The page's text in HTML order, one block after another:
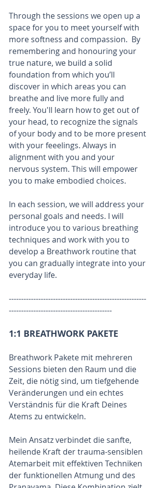
Through the sessions we open up a
space for you to meet yourself with
more softness and compassion.  By
remembering and honouring your
true nature, we build a solid
foundation from which you’ll
discover in which areas you can
breathe and live more fully and
freely. You'll learn how to get out of
your head, to recognize the signals
of your body and to be more present
with your feeelings. Always in
alignment with you and your
nervous system. This will empower
you to make embodied choices.
In each session, we will address your
personal goals and needs. I will
introduce you to various breathing
techniques and work with you to
develop a Breathwork routine that
you can gradually integrate into your
everyday life.
--------------------------------------------------------
------------------------------------------
1:1 BREATHWORK PAKETE
Breathwork Pakete mit mehreren
Sessions bieten den Raum und die
Zeit, die nötig sind, um tiefgehende
Veränderungen und ein echtes
Verständnis für die Kraft Deines
Atems zu entwickeln.
Mein Ansatz verbindet die sanfte,
heilende Kraft der trauma-sensiblen
Atemarbeit mit effektiven Techniken
der funktionellen Atmung und des